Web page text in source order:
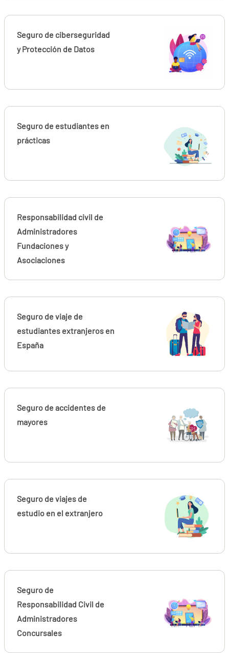
Seguro de ciberseguridad
y Protección de Datos
Seguro de estudiantes en
prácticas
Responsabilidad civil de
Administradores
Fundaciones y
Asociaciones
Seguro de viaje de
estudiantes extranjeros en
España
Seguro de accidentes de
mayores
Seguro de viajes de
estudio en el extranjero
Seguro de
Responsabilidad Civil de
Administradores
Concursales